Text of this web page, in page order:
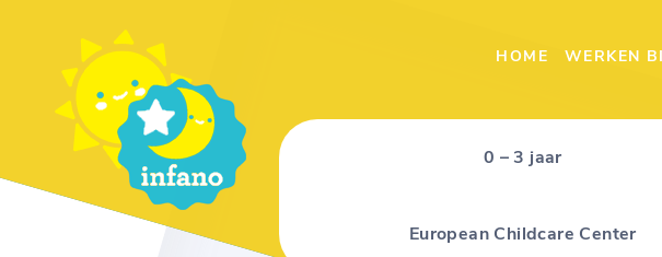
HOME WERKEN
0 – 3 jaar
European Childcare Center